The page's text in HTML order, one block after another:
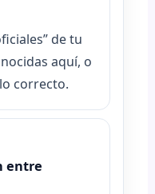
de tu
aquí, o
correcto.
entre